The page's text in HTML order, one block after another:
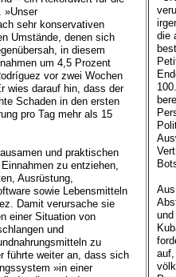
die
»Unser
sehr konservativen
Umstände, denen sich
in diesem
um 4,5 Prozent
vor zwei Wochen
wies darauf hin, dass der
Schaden in den ersten
pro Tag mehr als 15
und praktischen
zu entziehen,
Ausrüstung,
sowie Lebensmitteln
Damit verursache sie
einer Situation von
und
zu
führte weiter an, dass sich
»in einer